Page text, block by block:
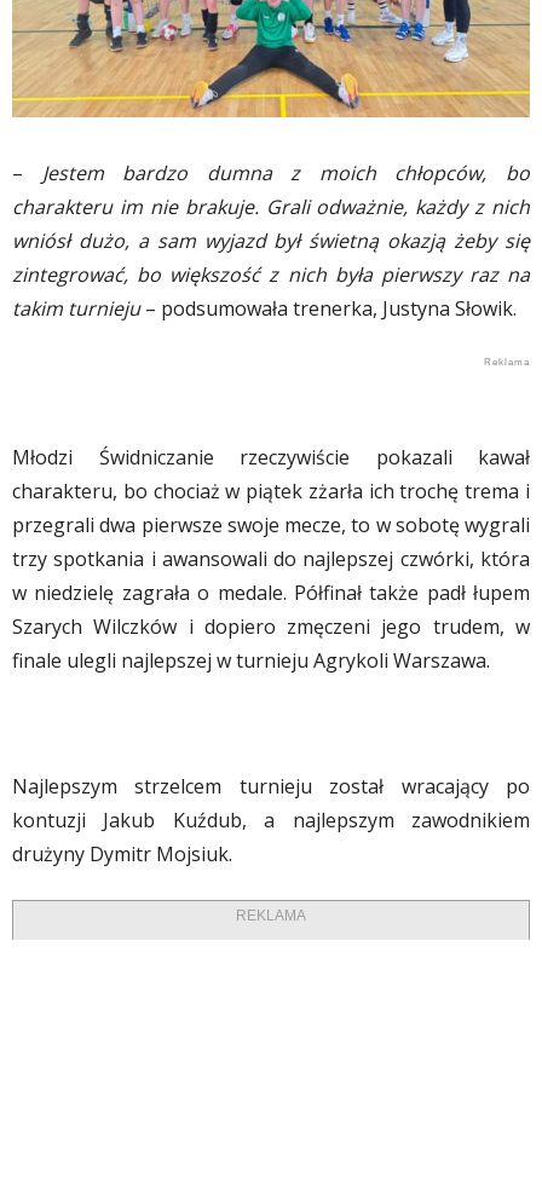
– Jestem bardzo dumna z moich chłopców, bo
charakteru im nie brakuje. Grali odważnie, każdy z nich
wniósł dużo, a sam wyjazd był świetną okazją żeby się
zintegrować, bo większość z nich była pierwszy raz na
takim turnieju– podsumowała trenerka, Justyna Słowik.
Młodzi Świdniczanie rzeczywiście pokazali kawał
charakteru, bo chociaż w piątek zżarła ich trochę trema i
przegrali dwa pierwsze swoje mecze, to w sobotę wygrali
trzy spotkania i awansowali do najlepszej czwórki, która
w niedzielę zagrała o medale. Półfinał także padł łupem
Szarych Wilczków i dopiero zmęczeni jego trudem, w
finale ulegli najlepszej w turnieju Agrykoli Warszawa.
Najlepszym strzelcem turnieju został wracający po
kontuzji Jakub Kuźdub, a najlepszym zawodnikiem
drużyny Dymitr Mojsiuk.
REKLAMA